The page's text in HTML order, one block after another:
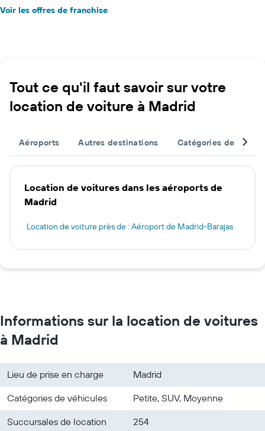
Voir les offres de franchise
Tout ce qu'il faut savoir sur votre
location de voiture à Madrid
Aéroports Autres destinations Catégories de
Location de voitures dans les aéroports de
Madrid
Location de voiture près de : Aéroport de Madrid-Barajas
Informations sur la location de voitures
à Madrid
Lieu de prise en charge
Madrid
Catégories de véhicules
Petite, SUV, Moyenne
Succursales de location
254